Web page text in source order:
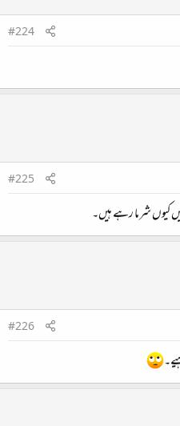
#224
#225
کیوں شرما رہے ہیں۔
#226